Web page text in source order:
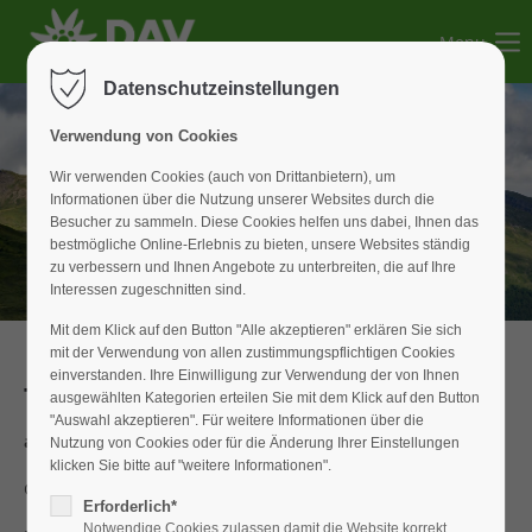
Der Eintrag "offcanvas-col2" existiert leider nicht.
Der Eintrag "offcanvas-col3" existiert leider nicht.
Der Eintrag "offcanvas-col4" existiert leider nicht.
Menu
Tagestour
auf den Wank
Gelungener Start in den Bergsommer
Datenschutzeinstellungen
Verwendung von Cookies
Wir verwenden Cookies (auch von Drittanbietern), um
Informationen über die Nutzung unserer Websites durch die
Besucher zu sammeln. Diese Cookies helfen uns dabei, Ihnen das
bestmögliche Online-Erlebnis zu bieten, unsere Websites ständig
zu verbessern und Ihnen Angebote zu unterbreiten, die auf Ihre
Interessen zugeschnitten sind.
Mit dem Klick auf den Button "Alle akzeptieren" erklären Sie sich
mit der Verwendung von allen zustimmungspflichtigen Cookies
einverstanden. Ihre Einwilligung zur Verwendung der von Ihnen
ausgewählten Kategorien erteilen Sie mit dem Klick auf den Button
"Auswahl akzeptieren". Für weitere Informationen über die
Nutzung von Cookies oder für die Änderung Ihrer Einstellungen
klicken Sie bitte auf "weitere Informationen".
Erforderlich*
Notwendige Cookies zulassen damit die Website korrekt